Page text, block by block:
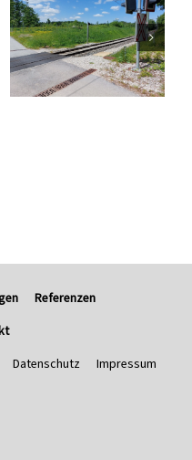
Referenzen
Impressum
Datenschutz